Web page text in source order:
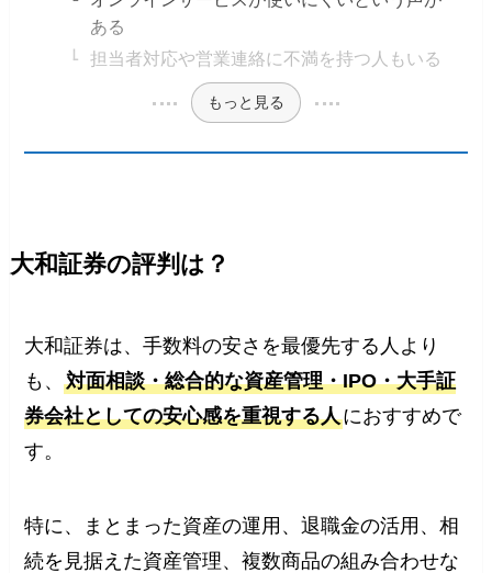
ある
担当者対応や営業連絡に不満を持つ人もいる
もっと見る
大和証券の評判は？
大和証券は、手数料の安さを最優先する人より
も、対面相談・総合的な資産管理・IPO・大手証
券会社としての安心感を重視する人におすすめで
す。
特に、まとまった資産の運用、退職金の活用、相
続を見据えた資産管理、複数商品の組み合わせな